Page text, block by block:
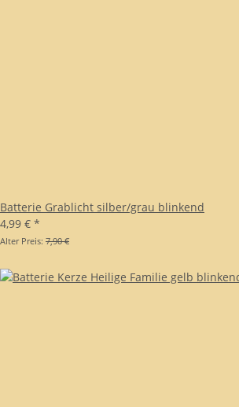
Batterie Grablicht silber/grau blinkend
4,99 € *
Alter Preis: 7,90 €